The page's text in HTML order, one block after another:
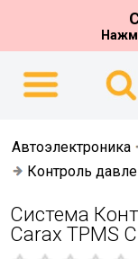
Автоэлектроника
Контроль
Система
Carax TPMS